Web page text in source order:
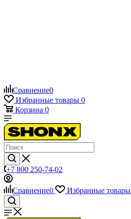
Сравнение0
Избранные товары 0
Корзина 0
+7 800 250-74-02
Сравнение0 Избранные товары